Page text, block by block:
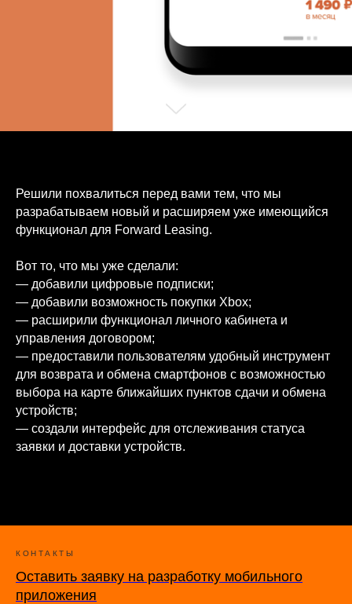
Решили похвалиться перед вами тем, что мы
разрабатываем новый и расширяем уже имеющийся
функционал для Forward Leasing.
Вот то, что мы уже сделали:
— добавили цифровые подписки;
— добавили возможность покупки Xbox;
— расширили функционал личного кабинета и
управления договором;
— предоставили пользователям удобный инструмент
для возврата и обмена смартфонов с возможностью
выбора на карте ближайших пунктов сдачи и обмена
устройств;
— создали интерфейс для отслеживания статуса
заявки и доставки устройств.
КОНТАКТЫ
Оставить заявку на разработку мобильного
приложения